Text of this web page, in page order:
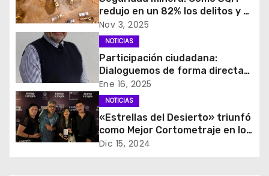
ó
n
d
e
e
n
redujo en un 82% los delitos y a
0 el robo de camionetas e
infraestructura crítica
Nov 3, 2025
NOTICIAS
Participación ciudadana:
Dialoguemos de forma directa
con las regiones
Ene 16, 2025
NOTICIAS
«Estrellas del Desierto» triunfó
como Mejor Cortometraje en los
Premios Pedro Sienna
Dic 15, 2024